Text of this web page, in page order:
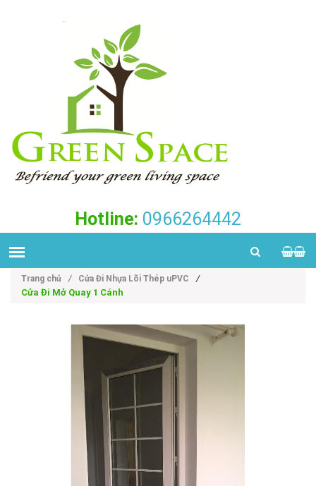
Hotline: 0966264442
Trang chủ / Cửa Đi Nhựa Lõi Thép uPVC
/
Cửa Đi Mở Quay 1 Cánh